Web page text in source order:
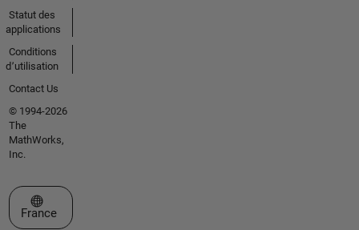
Statut des
applications
Conditions
d՚utilisation
Contact Us
© 1994-2026
The
MathWorks,
Inc.
Sélectionner un site web
France